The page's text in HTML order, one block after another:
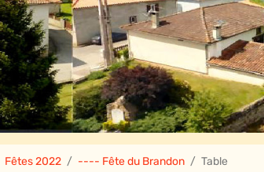
Fêtes 2022 ---- Fête du Brandon Table